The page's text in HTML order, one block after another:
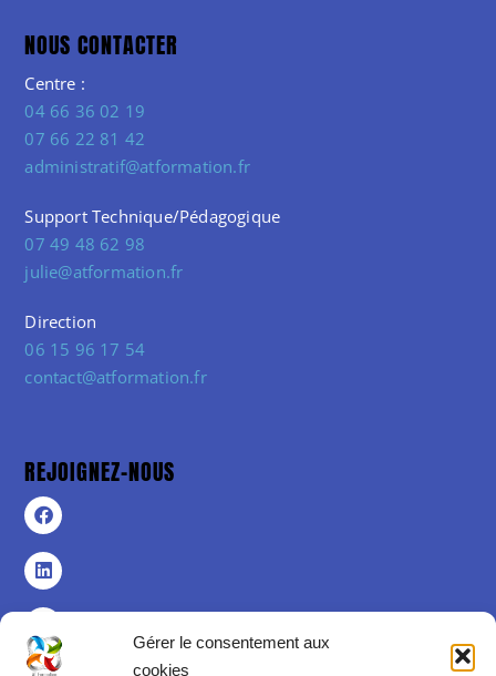
Gérer le consentement aux
cookies
NOUS CONTACTER
Centre :
04 66 36 02 19
07 66 22 81 42
administratif@atformation.fr
Support Technique/Pédagogique
07 49 48 62 98
julie@atformation.fr
Direction
06 15 96 17 54
contact@atformation.fr
REJOIGNEZ-NOUS